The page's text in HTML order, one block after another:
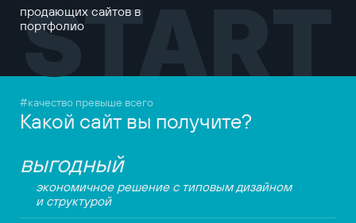
продающих сайтов в
портфолио
START
#качество превыше всего
Какой сайт вы получите?
выгодный
экономичное решение с типовым дизайном
и структурой